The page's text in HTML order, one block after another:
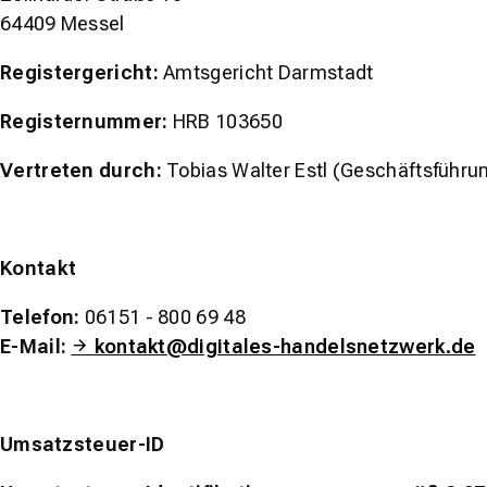
64409 Messel
Registergericht:Amtsgericht Darmstadt
Registernummer: HRB 103650
Vertreten durch: Tobias Walter Estl
Kontakt
Telefon: 06151 - 800 69 48
E-Mail:
kontakt@digitales-handelsnetzwerk.de
Umsatzsteuer-ID